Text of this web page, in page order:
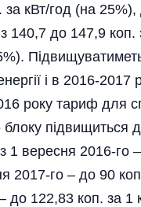
за кВт/год (на 25%),
із 140,7 до 147,9
і в 2016-2017
року тариф для
підвищиться
1 вересня 2016-го
2017-го – до 90
до 122,83 коп. за 1